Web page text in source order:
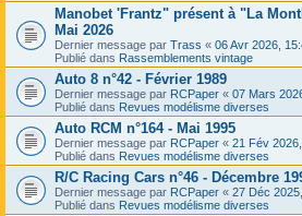
Manobet 'Frantz" présent à "La
Mai 2026
Dernier message par Trass « 06 Avr 2026,
Publié dans Rassemblements vintage
Auto 8 n°42 - Février 1989
Dernier message par RCPaper « 07 Mars
Publié dans Revues modélisme diverses
Auto RCM n°164 - Mai 1995
Dernier message par RCPaper « 21 Fév
Publié dans Revues modélisme diverses
R/C Racing Cars n°46 - Décembre
Dernier message par RCPaper « 27 Déc
Publié dans Revues modélisme diverses